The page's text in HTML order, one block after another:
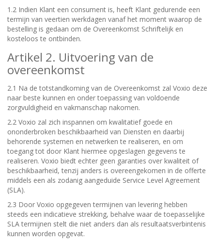
1.2 Indien Klant een consument is, heeft Klant gedurende een
termijn van veertien werkdagen vanaf het moment waarop de
bestelling is gedaan om de Overeenkomst Schriftelijk en
kosteloos te ontbinden.
Artikel 2. Uitvoering van de
overeenkomst
2.1 Na de totstandkoming van de Overeenkomst zal Voxio deze
naar beste kunnen en onder toepassing van voldoende
zorgvuldigheid en vakmanschap nakomen.
2.2 Voxio zal zich inspannen om kwalitatief goede en
ononderbroken beschikbaarheid van Diensten en daarbij
behorende systemen en netwerken te realiseren, en om
toegang tot door Klant hiermee opgeslagen gegevens te
realiseren. Voxio biedt echter geen garanties over kwaliteit of
beschikbaarheid, tenzij anders is overeengekomen in de offerte
middels een als zodanig aangeduide Service Level Agreement
(SLA).
2.3 Door Voxio opgegeven termijnen van levering hebben
steeds een indicatieve strekking, behalve waar de toepasselijke
SLA termijnen stelt die niet anders dan als resultaatsverbintenis
kunnen worden opgevat.